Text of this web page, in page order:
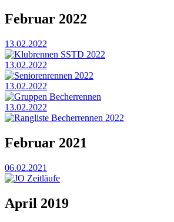
Februar 2022
13.02.2022
Klubrennen SSTD 2022
13.02.2022
Seniorenrennen 2022
13.02.2022
Gruppen Becherrennen
13.02.2022
Rangliste Becherrennen 2022
Februar 2021
06.02.2021
JO Zeitläufe
April 2019